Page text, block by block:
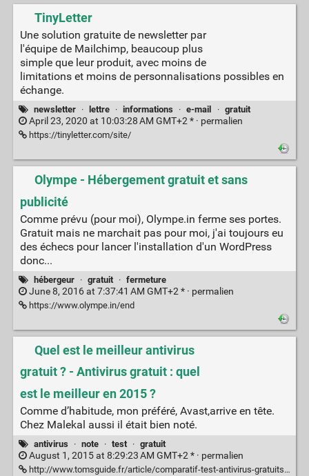
TinyLetter
Une solution gratuite de newsletter par
l'équipe de Mailchimp, beaucoup plus
simple que leur produit, avec moins de
limitations et moins de personnalisations possibles en
échange.
newsletter · lettre · informations · e-mail · gratuit
April 23, 2020 at 10:03:28 AM GMT+2 * · permalien
https://tinyletter.com/site/
Olympe - Hébergement gratuit et sans
publicité
Comme prévu (pour moi), Olympe.in ferme ses portes.
Gratuit mais ne marchait pas pour moi, j'ai toujours eu
des échecs pour lancer l'installation d'un WordPress
donc...
hébergeur · gratuit · fermeture
June 8, 2016 at 7:37:41 AM GMT+2 * · permalien
https://www.olympe.in/end
Quel est le meilleur antivirus
gratuit ? - Antivirus gratuit : quel
est le meilleur en 2015 ?
Comme d’habitude, mon préféré, Avast,arrive en tête.
Chez Malekal aussi il était bien noté.
antivirus · note · test · gratuit
August 1, 2015 at 8:29:23 AM GMT+2 * · permalien
http://www.tomsguide.fr/article/comparatif-test-antivirus-gratuits,2-1533.html